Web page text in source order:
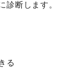
診断します。
る